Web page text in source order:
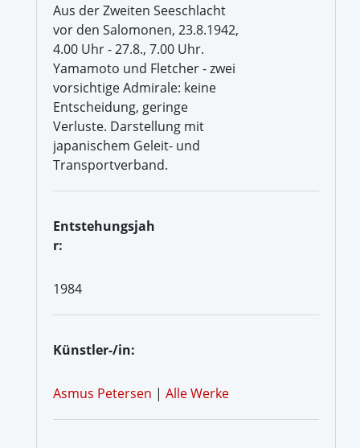
Aus der Zweiten Seeschlacht
vor den Salomonen, 23.8.1942,
4.00 Uhr - 27.8., 7.00 Uhr.
Yamamoto und Fletcher - zwei
vorsichtige Admirale: keine
Entscheidung, geringe
Verluste. Darstellung mit
japanischem Geleit- und
Transportverband.
Entstehungsjah
r:
1984
Künstler-/in:
Asmus Petersen | Alle Werke